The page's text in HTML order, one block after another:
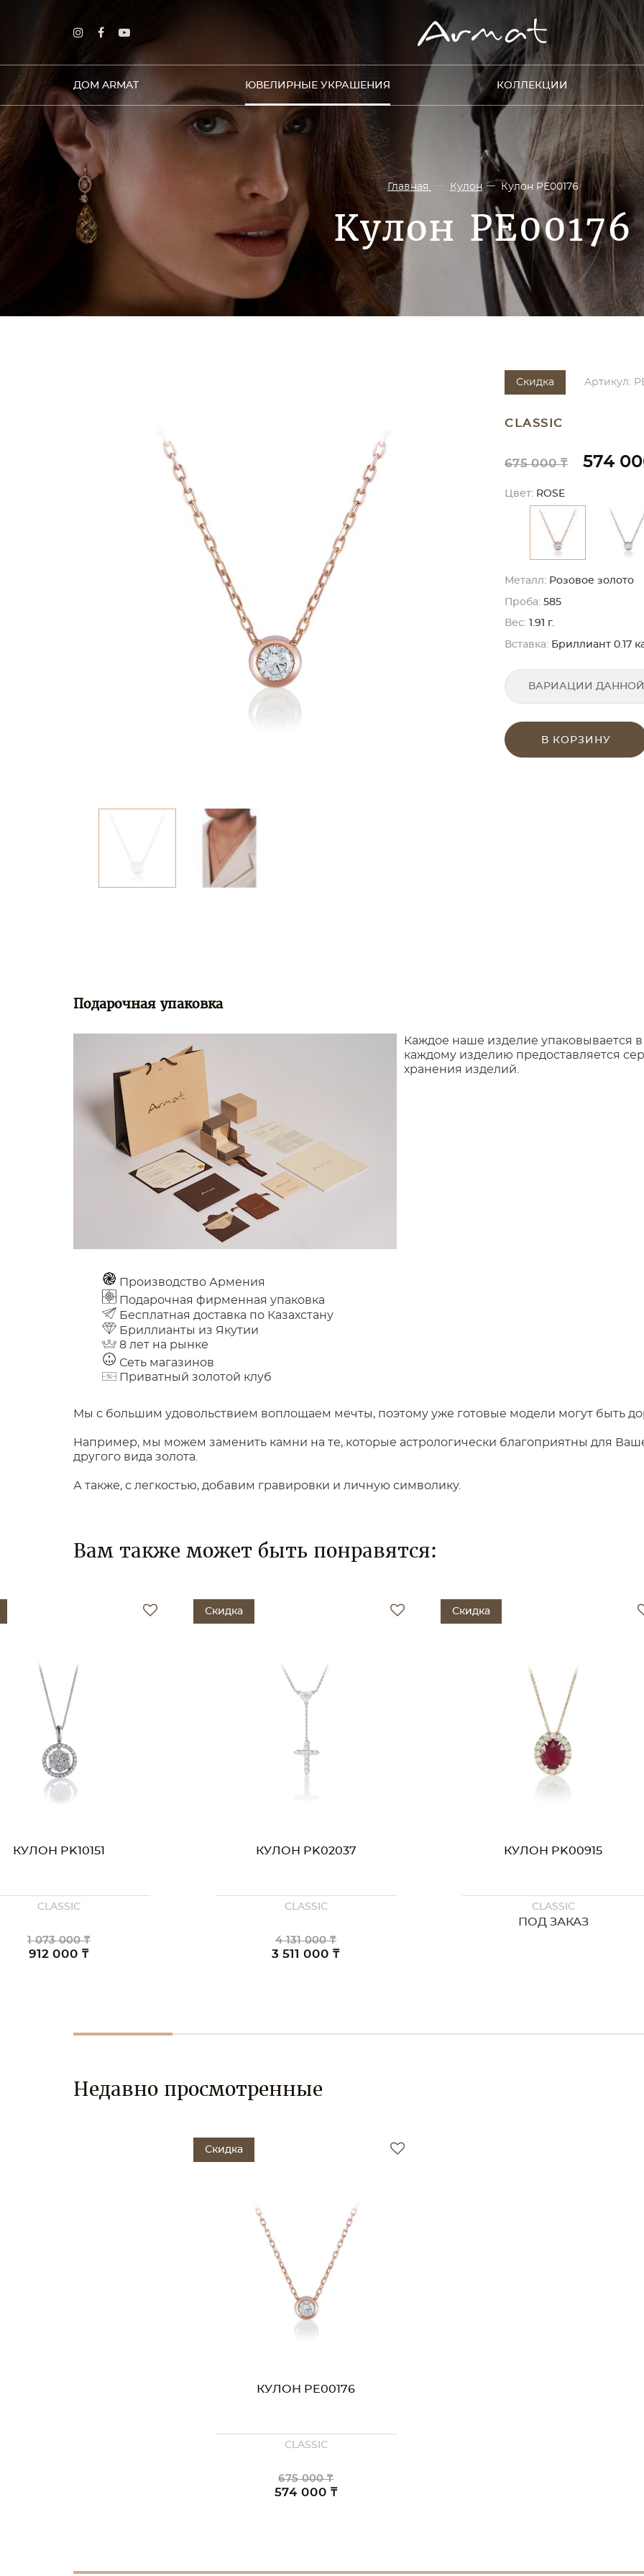
ДОМ ARMAT ЮВЕЛИРНЫЕ УКРАШЕНИЯ КОЛЛЕКЦИИ
Главная Кулон Кулон PE00176
Кулон PE00176
Скидка Артикул:
CLASSIC
675 000 ₸ 574
Цвет: ROSE
Металл: Розовое золото
Проба: 585
Вес: 1.91 г.
Вставка: Бриллиант 0.17
ВАРИАЦИИ
В КОРЗИНУ
Подарочная упаковка
Каждое наше изделие упаковывается
каждому изделию предоставляется
хранения изделий.
Производство Армения
Подарочная фирменная упаковка
Бесплатная доставка по Казахстану
Бриллианты из Якутии
8 лет на рынке
Сеть магазинов
Приватный золотой клуб
Мы с большим удовольствием воплощаем мечты, поэтому уже готовые модели могут быть
Например, мы можем заменить камни на те, которые астрологически благоприятны для
другого вида золота.
А также, с легкостью, добавим гравировки и личную символику.
Вам также может быть понравятся:
КУЛОН PK10151
CLASSIC
1 073 000 ₸
912 000 ₸
Скидка
КУЛОН PK02037
CLASSIC
4 131 000 ₸
3 511 000 ₸
Скидка
КУЛОН PK00915
CLASSIC
ПОД ЗАКАЗ
Недавно просмотренные
Скидка
КУЛОН PE00176
CLASSIC
675 000 ₸
574 000 ₸